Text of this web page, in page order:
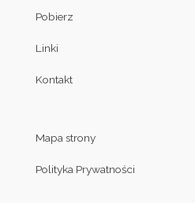
Pobierz
Linki
Kontakt
Mapa strony
Polityka Prywatności